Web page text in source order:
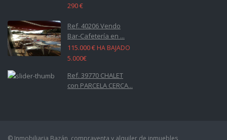
290 €
Ref. 40206 Vendo
Bar-Cafetería en ...
115.000 € HA BAJADO
5.000€
Ref. 39770 CHALET
con PARCELA CERCA...
© Inmobiliaria Bazán, compraventa y alquiler de inmuebles